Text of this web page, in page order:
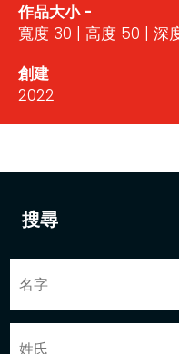
搜尋
作品大小 -
寬度 30 | 高度 50 | 深
創建
2022